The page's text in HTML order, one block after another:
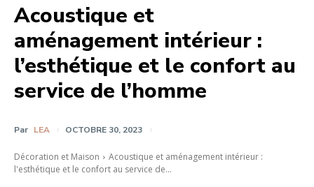
Acoustique et
aménagement intérieur :
l’esthétique et le confort au
service de l’homme
Par LEA OCTOBRE 30, 2023
Décoration et Maison
Acoustique et aménagement intérieur :
l'esthétique et le confort au service de...